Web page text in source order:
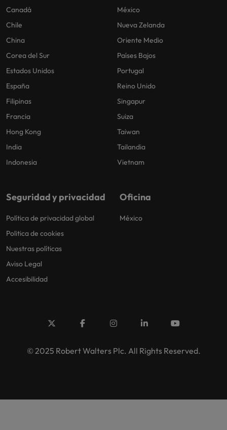
Canadá
Chile
China
Corea del Sur
Estados Unidos
España
Filipinas
Francia
Hong Kong
India
Indonesia
México
Nueva Zelanda
Oriente Medio
Países Bajos
Portugal
Reino Unido
Singapur
Suiza
Taiwan
Tailandia
Vietnam
Seguridad y privacidad
Política de privacidad global
Politica de cookies
Nuestras políticas
Aviso Legal
Accesibilidad
Oficina
México
© 2025 Robert Walters Plc. All Rights Reserved.